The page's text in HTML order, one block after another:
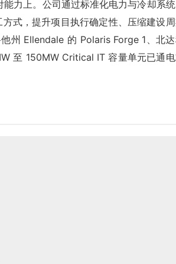
力上。公司通过标准化电力与冷却系统
式，提升项目执行确定性、压缩建设
州 Ellendale 的 Polaris Forge 1、北
至 150MW Critical IT 容量单元已通